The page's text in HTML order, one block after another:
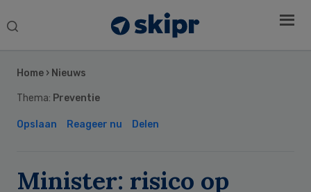
Search
Home › Nieuws
Thema: Preventie
Opslaan Reageer nu Delen
Minister: risico op
Sidebar